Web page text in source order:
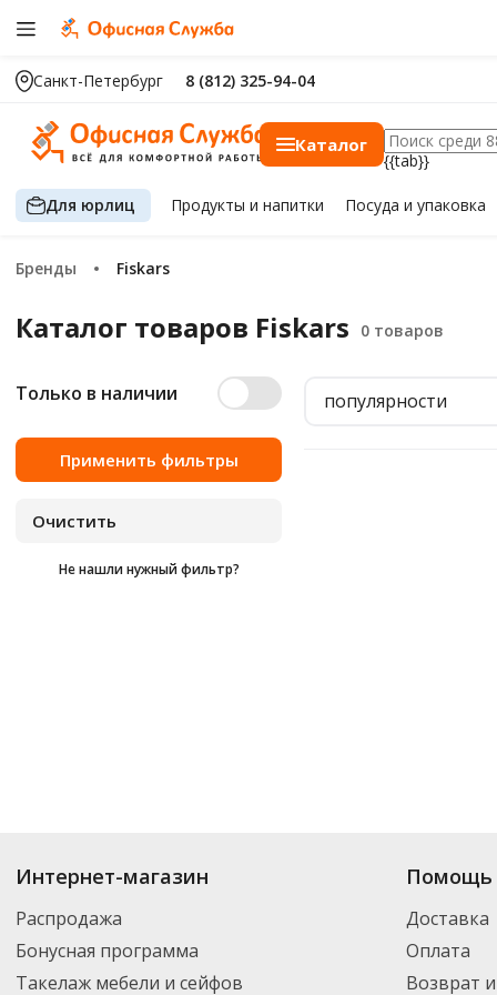
Санкт-Петербург 8 (812) 325-94-04
Каталог
{{tab}}
Для юрлиц Продуктыи напитки Посуда и упаковка
Бренды Fiskars
Каталог товаров Fiskars
Только в наличии
Не нашли нужный фильтр?
популярности
Купить
. В ассортименте интернет-
нужный товар и добавить его в корзину для дальнейшего
транспортной компанией DPD. Для постоянных клиентов - скидка,
Интернет-магазин
Распродажа
Бонусная программа
Такелаж мебели и сейфов
Помощь
Доставка
Оплата
Возврат